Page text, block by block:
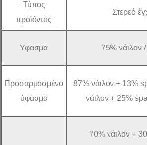
Τύπος
προϊόντος
Στερεό
Υφασμα 75% νάιλον
Προσαρμοσμένο
ύφασμα
87% νάιλον + 13%
νάιλον + 25%
70% νάιλον +